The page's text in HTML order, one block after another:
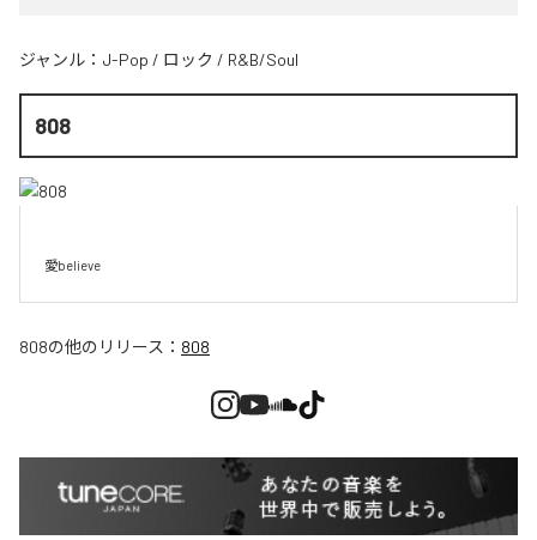
ジャンル： J-Pop / ロック / R&B/Soul
808
愛believe
808の他のリリース： 808